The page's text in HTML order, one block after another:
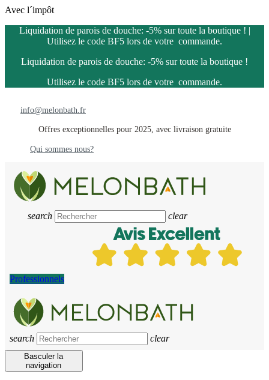
Avec l´impôt
Liquidation de parois de douche: -5% sur toute la boutique ! |
Utilisez le code BF5 lors de votre commande.
Liquidation de parois de douche: -5% sur toute la boutique !
Utilisez le code BF5 lors de votre commande.
info@melonbath.fr
Offres exceptionnelles pour 2025, avec livraison gratuite
Qui sommes nous?
search clear
Professionnels
search clear
Basculer la
navigation